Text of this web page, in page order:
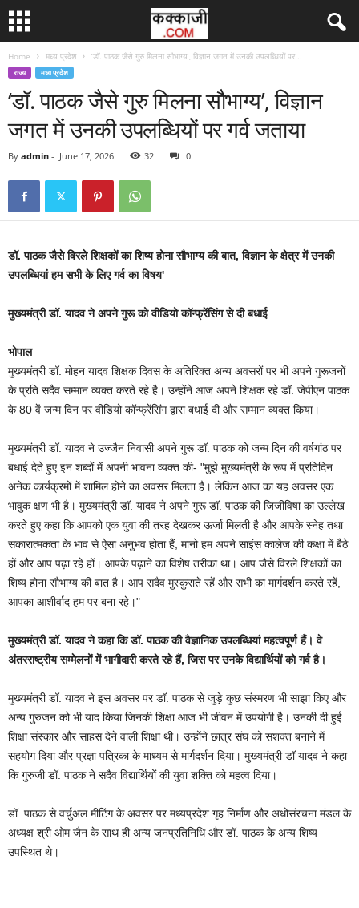
Home मध्य प्रदेश ‘डॉ. पाठक जैसे गुरु मिलना सौभाग्य’, विज्ञान जगत में उनकी उपलब्धियों पर...
राज्य मध्य प्रदेश
‘डॉ. पाठक जैसे गुरु मिलना सौभाग्य’, विज्ञान
जगत में उनकी उपलब्धियों पर गर्व जताया
By admin - June 17, 2026 32 0
डॉ. पाठक जैसे विरले शिक्षकों का शिष्य होना सौभाग्य की बात, विज्ञान के क्षेत्र में उनकी
उपलब्धियां हम सभी के लिए गर्व का विषय'
मुख्यमंत्री डॉ. यादव ने अपने गुरू को वीडियो कॉन्फ्रेंसिंग से दी बधाई
भोपाल
मुख्यमंत्री डॉ. मोहन यादव शिक्षक दिवस के अतिरिक्त अन्य अवसरों पर भी अपने गुरूजनों
के प्रति सदैव सम्मान व्यक्त करते रहे है। उन्होंने आज अपने शिक्षक रहे डॉ. जेपीएन पाठक
के 80 वें जन्म दिन पर वीडियो कॉन्फ्रेंसिंग द्वारा बधाई दी और सम्मान व्यक्त किया।
मुख्यमंत्री डॉ. यादव ने उज्जैन निवासी अपने गुरू डॉ. पाठक को जन्म दिन की वर्षगांठ पर
बधाई देते हुए इन शब्दों में अपनी भावना व्यक्त की- "मुझे मुख्यमंत्री के रूप में प्रतिदिन
अनेक कार्यक्रमों में शामिल होने का अवसर मिलता है। लेकिन आज का यह अवसर एक
भावुक क्षण भी है। मुख्यमंत्री डॉ. यादव ने अपने गुरू डॉ. पाठक की जिजीविषा का उल्लेख
करते हुए कहा कि आपको एक युवा की तरह देखकर ऊर्जा मिलती है और आपके स्नेह तथा
सकारात्मकता के भाव से ऐसा अनुभव होता हैं, मानो हम अपने साइंस कालेज की कक्षा में बैठे
हों और आप पढ़ा रहे हों। आपके पढ़ाने का विशेष तरीका था। आप जैसे विरले शिक्षकों का
शिष्य होना सौभाग्य की बात है। आप सदैव मुस्कुराते रहें और सभी का मार्गदर्शन करते रहें,
आपका आशीर्वाद हम पर बना रहे।"
मुख्यमंत्री डॉ. यादव ने कहा कि डॉ. पाठक की वैज्ञानिक उपलब्धियां महत्वपूर्ण हैं। वे
अंतरराष्ट्रीय सम्मेलनों में भागीदारी करते रहे हैं, जिस पर उनके विद्यार्थियों को गर्व है।
मुख्यमंत्री डॉ. यादव ने इस अवसर पर डॉ. पाठक से जुड़े कुछ संस्मरण भी साझा किए और
अन्य गुरुजन को भी याद किया जिनकी शिक्षा आज भी जीवन में उपयोगी है। उनकी दी हुई
शिक्षा संस्कार और साहस देने वाली शिक्षा थी। उन्होंने छात्र संघ को सशक्त बनाने में
सहयोग दिया और प्रज्ञा पत्रिका के माध्यम से मार्गदर्शन दिया। मुख्यमंत्री डॉ यादव ने कहा
कि गुरुजी डॉ. पाठक ने सदैव विद्यार्थियों की युवा शक्ति को महत्व दिया।
डॉ. पाठक से वर्चुअल मीटिंग के अवसर पर मध्यप्रदेश गृह निर्माण और अधोसंरचना मंडल के
अध्यक्ष श्री ओम जैन के साथ ही अन्य जनप्रतिनिधि और डॉ. पाठक के अन्य शिष्य
उपस्थित थे।